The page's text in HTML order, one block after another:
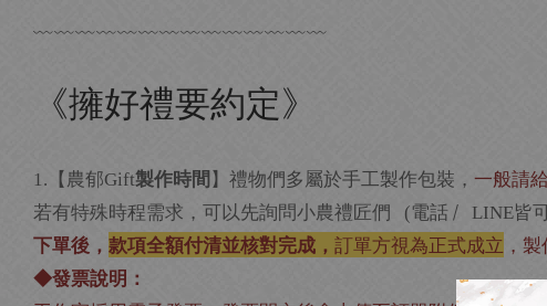
﹏﹏﹏﹏﹏﹏﹏﹏﹏﹏﹏﹏﹏﹏
《擁好禮要約定》
1. 【農郁Gift製作時間】禮物們多屬於手工製作包裝， 一般請
若有特殊時程需求，可以先詢問小農禮匠們
(電話 / LINE皆
下單後， 款項全額付清並核對完成， 訂單方視為正式成立 ，
◆發票說明：